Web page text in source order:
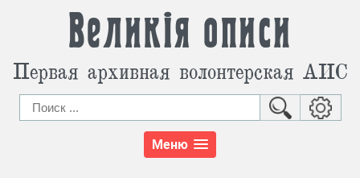
Великія описи
Первая архивная волонтерская АИС
Меню